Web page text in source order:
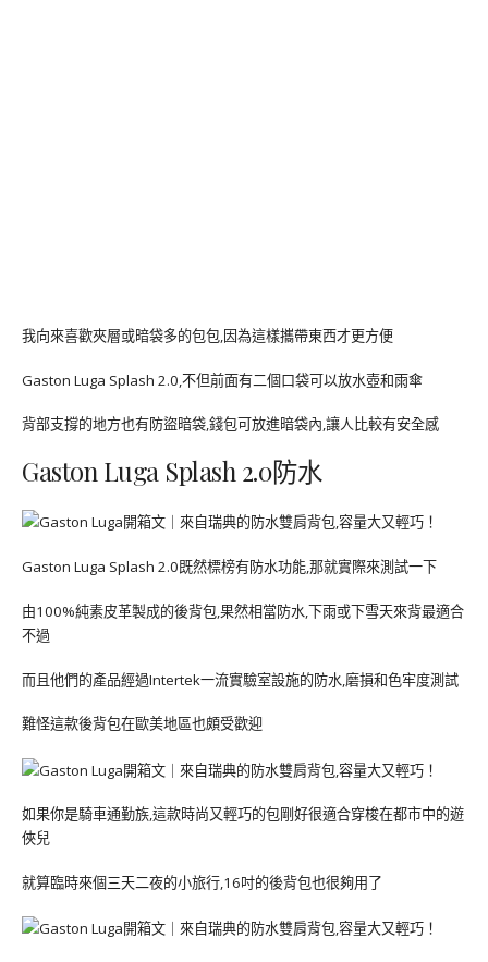
我向來喜歡夾層或暗袋多的包包,因為這樣攜帶東西才更方便
Gaston Luga Splash 2.0,不但前面有二個口袋可以放水壺和雨傘
背部支撐的地方也有防盜暗袋,錢包可放進暗袋內,讓人比較有安全感
Gaston Luga Splash 2.0防水
Gaston Luga Splash 2.0既然標榜有防水功能,那就實際來測試一下
由100%純素皮革製成的後背包,果然相當防水,下雨或下雪天來背最適合
不過
而且他們的產品經過Intertek一流實驗室設施的防水,磨損和色牢度測試
難怪這款後背包在歐美地區也頗受歡迎
如果你是騎車通勤族,這款時尚又輕巧的包剛好很適合穿梭在都市中的遊
俠兒
就算臨時來個三天二夜的小旅行,16吋的後背包也很夠用了